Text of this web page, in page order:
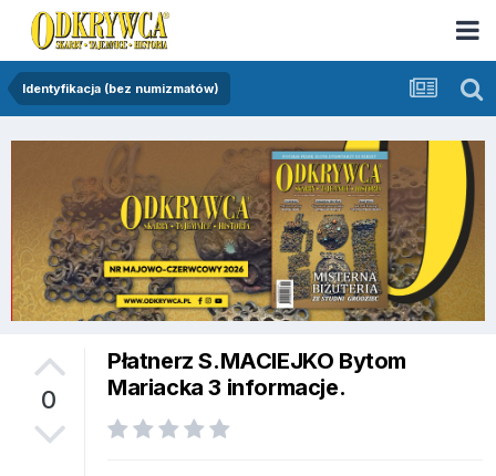
Identyfikacja (bez numizmatów)
0
Płatnerz S.MACIEJKO Bytom
Mariacka 3 informacje.